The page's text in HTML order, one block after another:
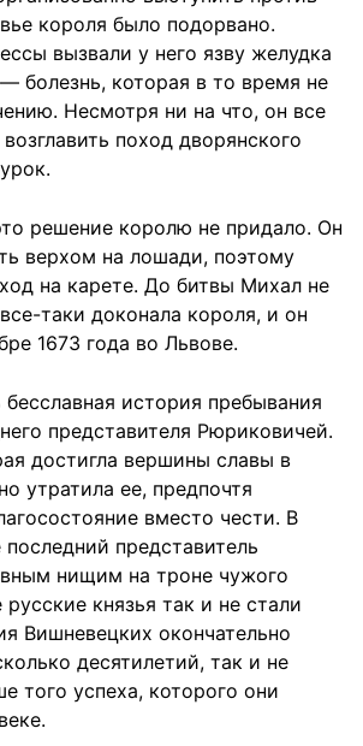
короля было подорвано.
вызвали у него язву желудка
болезнь, которая в то время не
Несмотря ни на что, он все
поход дворянского
решение королю не придало. Он
верхом на лошади, поэтому
на карете. До битвы Михал не
таки доконала короля, и он
1673 года во Львове.
бесславная история пребывания
представителя Рюриковичей.
достигла вершины славы в
утратила ее, предпочтя
вместо чести. В
представитель
нищим на троне чужого
русские князья так и не стали
Вишневецких окончательно
десятилетий, так и не
того успеха, которого они